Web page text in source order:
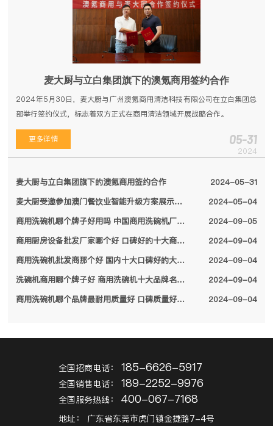
麦大厨与立白集团旗下的澳氪商用签约合作
2024年5月30日，麦大厨与广州澳氪商用清洁科技有限公司在立白集团总
部举行签约仪式，标志着双方正式在商用清洁领域开展战略合作。
更多详情 05-31
2024
麦大厨与立白集团旗下的澳氪商用签约合作
2024-05-31
麦大厨受邀参加澳门餐饮业智能升级方案展示会，备受特区领导关注
2024-05-04
商用洗碗机哪个牌子好用吗 中国商用洗碗机厂家排名前十名单2024
2024-09-05
商用厨房设备批发厂家哪个好 口碑好的十大商用厨房设备厂家名单2024
2024-09-04
商用洗碗机批发商那个好 国内十大口碑好的大型商用洗碗机厂家名单2024
2024-09-04
洗碗机商用哪个牌子好 商用洗碗机十大品牌名单2024
2024-09-04
商用洗碗机哪个品牌最耐用质量好 口碑质量好的十大商用洗碗机品牌2024
2024-09-04
全国招商电话： 185-6626-5917
全国销售电话： 189-2252-9976
全国服务热线： 400-067-7168
地址： 广东省东莞市虎门镇金捷路7-4号